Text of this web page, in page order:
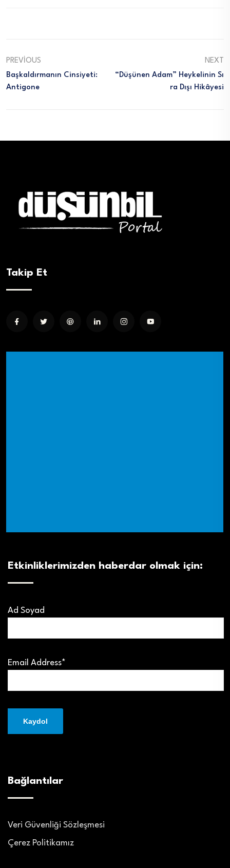
PREVIOUS
Başkaldırmanın Cinsiyeti:
Antigone
NEXT
“Düşünen Adam” Heykelinin Sı
Ra Dışı Hikâyesi
Takip Et
Etkinliklerimizden haberdar olmak için:
Ad Soyad
Email Address*
Bağlantılar
Veri Güvenliği Sözleşmesi
Çerez Politikamız